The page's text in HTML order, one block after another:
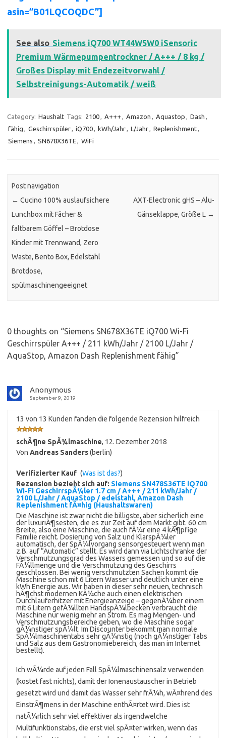
asin=”B01LQCOQDC”]
See also Siemens iQ700 WT44W5W0 iSensoric
Premium Wärmepumpentrockner / A+++ / 8 kg /
Großes Display mit Endezeitvorwahl /
Selbstreinigungs-Automatik / weiß
Category: Haushalt Tags: 2100 A+++ Amazon Aquastop Dash
fähig
Geschirrspüler iQ700 kWh/Jahr L/Jahr Replenishment
Siemens
SN678X36TE WiFi
Post navigation
← Cucino 100% auslaufsichere
Lunchbox mit Fächer &
faltbarem Göffel – Brotdose
Kinder mit Trennwand, Zero
Waste, Bento Box, Edelstahl
Brotdose,
spülmaschinengeeignet
AXT-Electronic gHS – Alu-
Gänseklappe, Größe L →
0 thoughts on “Siemens SN678X36TE iQ700 Wi-Fi
Geschirrspüler A+++ / 211 kWh/Jahr / 2100 L/Jahr /
AquaStop, Amazon Dash Replenishment fähig”
Anonymous
September 9, 2019
13 von 13 Kunden fanden die folgende Rezension hilfreich
schÃ¶ne SpÃ¼lmaschine, 12. Dezember 2018
Von Andreas Sanders(berlin)
Verifizierter Kauf (Was ist das?)
Rezension bezieht sich auf: Siemens SN478S36TE iQ700
Wi-Fi GeschirrspÃ¼ler 1.7 cm / A+++ / 211 kWh/Jahr /
2100 L/Jahr / AquaStop / edelstahl, Amazon Dash
Replenishment fÃ¤hig (Haushaltswaren)
Die Maschine ist zwar nicht die billigste, aber sicherlich eine
der luxuriÃ¶sesten, die es zur Zeit auf dem Markt gibt. 60 cm
Breite, also eine Maschine, die auch fÃ¼r eine 4 kÃ¶pfige
Familie reicht. Dosierung von Salz und KlarspÃ¼ler
automatisch, der SpÃ¼lvorgang sensorgesteuert wenn man
z.B. auf “Automatic” stellt. Es wird dann via Lichtschranke der
Verschmutzungsgrad des Wassers gemessen und so auf die
FÃ¼llmenge und die Verschmutzung des Geschirrs
geschlossen. Bei wenig verschmutzten Sachen kommt die
Maschine schon mit 6 Litern Wasser und deutlich unter eine
kWh Energie aus. Wir haben in dieser sehr neuen, technisch
hÃ¶chst modernen KÃ¼che auch einen elektrischen
Durchlauferhitzer mit Energieanzeige – gegenÃ¼ber einem
mit 6 Litern gefÃ¼llten HandspÃ¼lbecken verbraucht die
Maschine nur wenig mehr an Strom. Es mag Mengen- und
Verschmutzungsbereiche geben, wo die Maschine sogar
gÃ¼nstiger spÃ¼lt. Im Discounter bekommt man normale
SpÃ¼lmaschinentabs sehr gÃ¼nstig (noch gÃ¼nstiger Tabs
und Salz aus dem Gastronomiebereich, das man im Internet
bestellt).
Ich wÃ¼rde auf jeden Fall SpÃ¼lmaschinensalz verwenden
(kostet fast nichts), damit der Ionenaustauscher in Betrieb
gesetzt wird und damit das Wasser sehr frÃ¼h, wÃ¤hrend des
EinstrÃ¶mens in der Maschine enthÃ¤rtet wird. Dies ist
natÃ¼rlich sehr viel effektiver als irgendwelche
Multifunktionstabs, die erst viel spÃ¤ter wirken, wenn das